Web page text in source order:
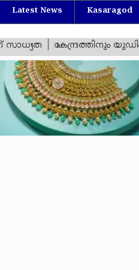
Latest News Kasaragod